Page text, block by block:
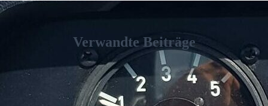
Verwandte Beiträge